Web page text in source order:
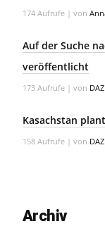
174 Aufrufe | von
Auf der Suche
veröffentlicht
173 Aufrufe | von DAZ
Kasachstan
158 Aufrufe | von DAZ
Archiv